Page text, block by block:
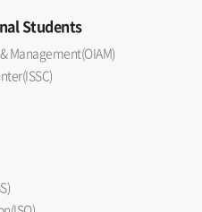
Students
Management(OIAM)